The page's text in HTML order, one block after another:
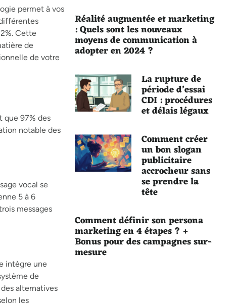
permet à vos
Cette
de
de votre
que 97% des
notable des
vocal se
5 à 6
messages
intègre une
de
alternatives
les
Réalité augmentée et marketing
: Quels sont les nouveaux
moyens de communication à
adopter en 2024 ?
La rupture de
période d’essai
CDI : procédures
et délais légaux
Comment créer
un bon slogan
publicitaire
accrocheur sans
se prendre la
tête
Comment définir son persona
marketing en 4 étapes ? +
Bonus pour des campagnes sur-
mesure